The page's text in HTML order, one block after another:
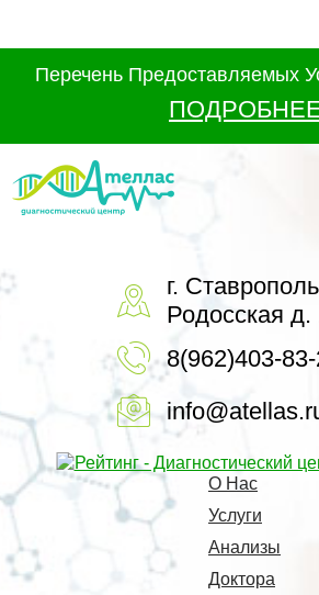
Перечень Предоставляемых
г.
Родосская д.
8(962)403-
О Нас
Услуги
Анализы
Доктора